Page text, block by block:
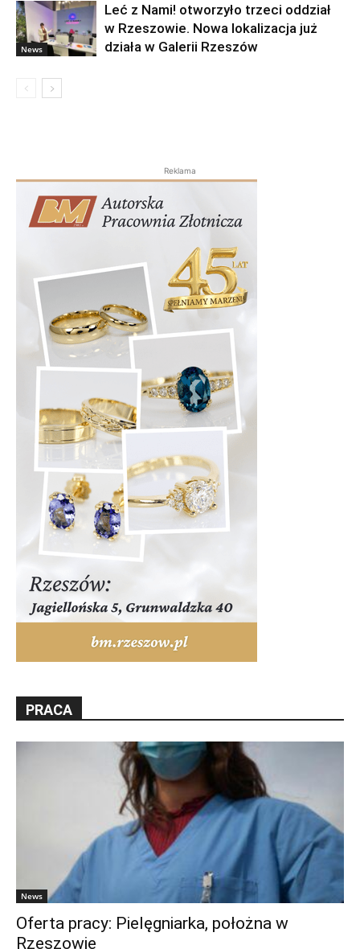
News
Leć z Nami! otworzyło trzeci oddział
w Rzeszowie. Nowa lokalizacja już
działa w Galerii Rzeszów
Reklama
PRACA
News
Oferta pracy: Pielęgniarka, położna w
Rzeszowie